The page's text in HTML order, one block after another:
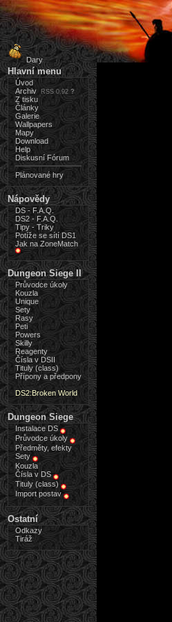
Dary
Hlavní menu
Úvod
Archiv
RSS 0.92 ?
Z tisku
Články
Galerie
Wallpapers
Mapy
Download
Help
Diskusní Fórum
Plánované hry
Nápovědy
DS - F.A.Q.
DS2 - F.A.Q.
Tipy - Triky
Potíže se sítí DS1
Jak na ZoneMatch
Dungeon Siege II
Průvodce úkoly
Kouzla
Unique
Sety
Rasy
Peti
Powers
Skilly
Reagenty
Čísla v DSII
Tituly (class)
Přípony a předpony
DS2:Broken World
Dungeon Siege
Instalace DS
Průvodce úkoly
Předměty, efekty
Sety
Kouzla
Čísla v DS
Tituly (class)
Import postav
Ostatní
Odkazy
Tiráž